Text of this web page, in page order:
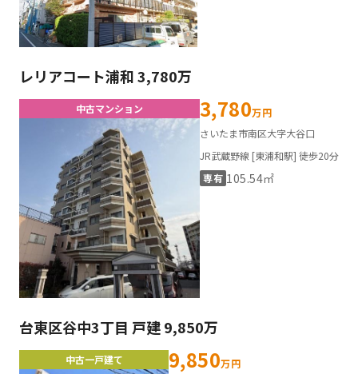
レリアコート浦和 3,780万
中古マンション 3,780万円
さいたま市南区大字大谷口
JR武蔵野線 [東浦和駅] 徒歩20分
専有 105.54㎡
台東区谷中3丁目 戸建 9,850万
中古一戸建て 9,850万円